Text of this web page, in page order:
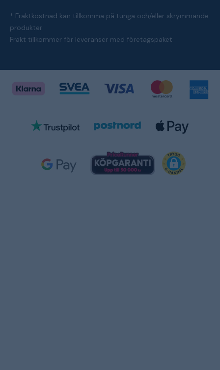
* Fraktkostnad kan tillkomma på tunga och/eller skrymmande
produkter
Frakt tillkommer för leveranser med företagspaket